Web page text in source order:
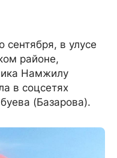
в улусе
районе,
Намжилу
в соцсетях
(Базарова).